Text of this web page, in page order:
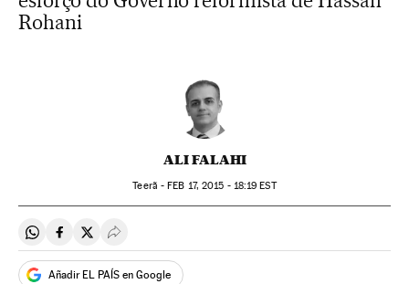
Rohani
ALI FALAHI
Teerã -FEB 17, 2015 - 18:19 EST
Compartir en Whatsapp
Compartir en Facebook
Compartir en Twitter
Desplegar Redes Sociales
Añadir EL PAÍS en Google